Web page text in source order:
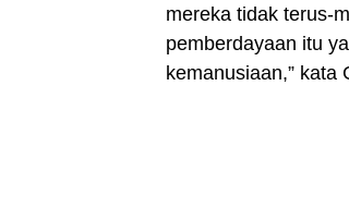
mereka tidak terus-
pemberdayaan itu
kemanusiaan,” kata